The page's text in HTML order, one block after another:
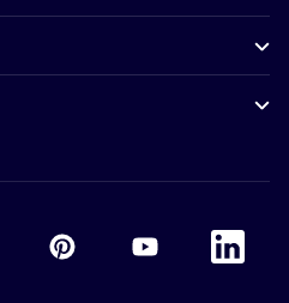
TwitterAccor PinterestAccor Youtube
Accor